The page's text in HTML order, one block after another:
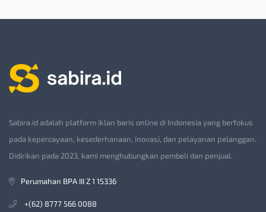
Sabira.id adalah platform iklan baris online di Indonesia yang berfokus
pada kepercayaan, kesederhanaan, inovasi, dan pelayanan pelanggan.
Didirikan pada 2023, kami menghubungkan pembeli dan penjual.
Perumahan BPA III Z 1 15336
+(62) 8777 566 0088